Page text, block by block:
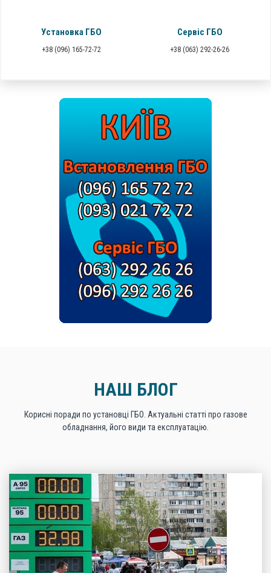
Установка ГБО
+38 (096) 165-72-72
Сервіс ГБО
+38 (063) 292-26-26
НАШ БЛОГ
Корисні поради по установці ГБО. Актуальні статті про газове
обладнання, його види та експлуатацію.